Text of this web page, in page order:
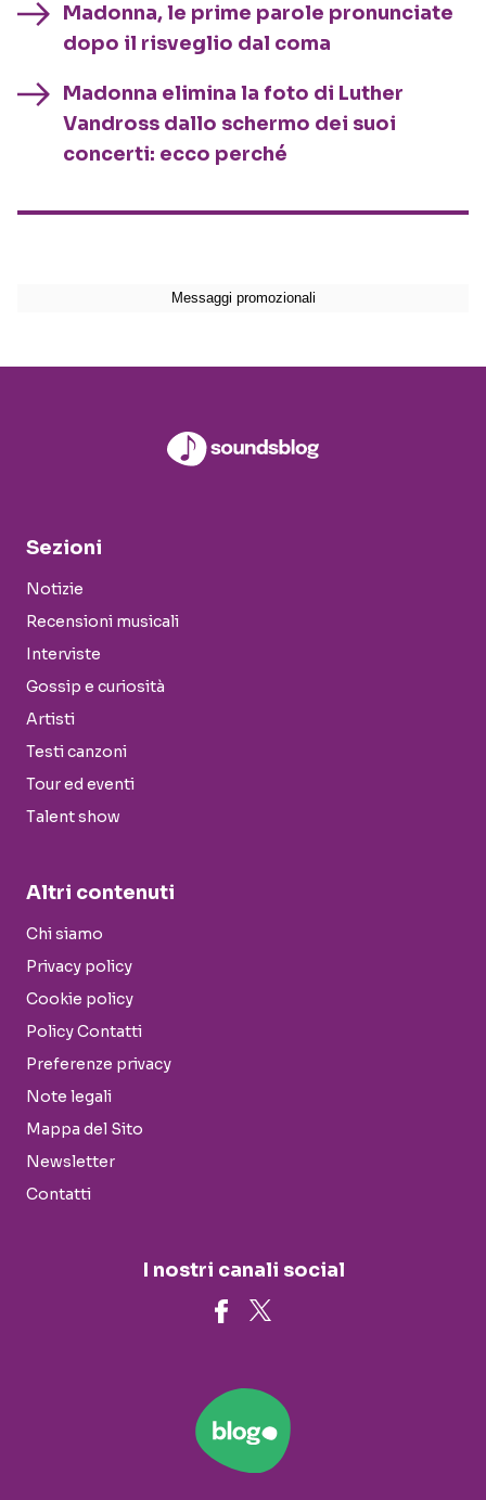
Madonna, le prime parole pronunciate
dopo il risveglio dal coma
Madonna elimina la foto di Luther
Vandross dallo schermo dei suoi
concerti: ecco perché
Sezioni
Notizie
Recensioni musicali
Interviste
Gossip e curiosità
Artisti
Testi canzoni
Tour ed eventi
Talent show
Altri contenuti
Chi siamo
Privacy policy
Cookie policy
Policy Contatti
Preferenze privacy
Note legali
Mappa del Sito
Newsletter
Contatti
I nostri canali social